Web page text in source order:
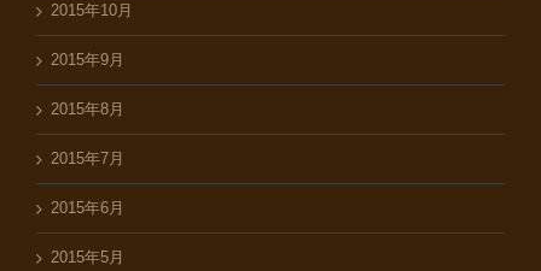
2015年10月
2015年9月
2015年8月
2015年7月
2015年6月
2015年5月